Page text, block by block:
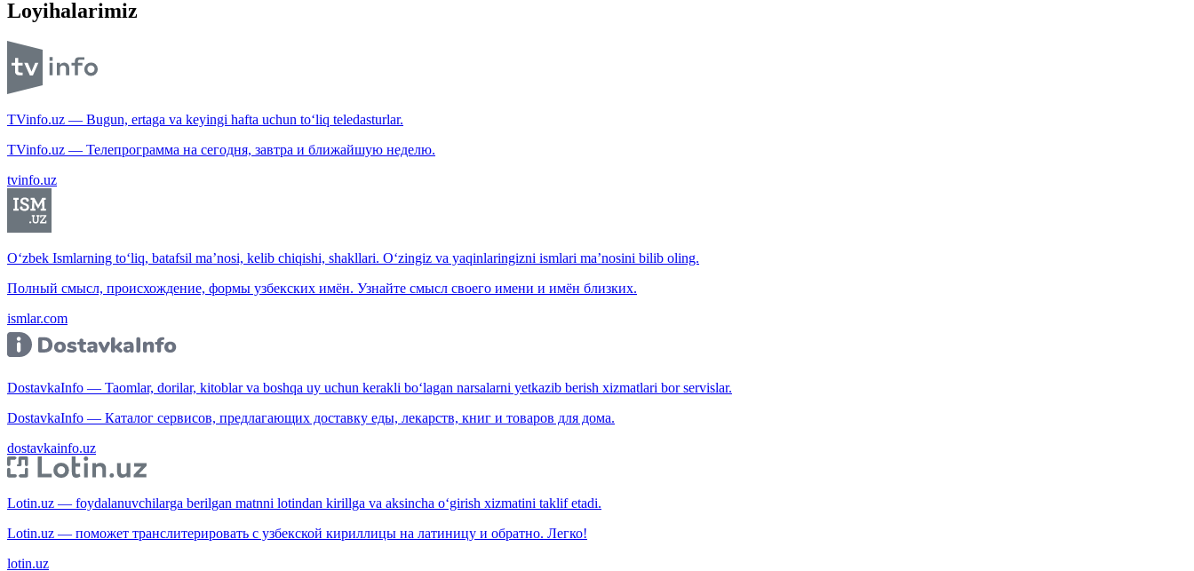
Loyihalarimiz
TVinfo.uz — Bugun, ertaga va keyingi hafta uchun to‘liq teledasturlar.
TVinfo.uz — Телепрограмма на сегодня, завтра и ближайшую неделю.
tvinfo.uz
O‘zbek Ismlarning to‘liq, batafsil ma’nosi, kelib chiqishi, shakllari. O‘zingiz va yaqinlaringizni ismlari ma’nosini bilib oling.
Полный смысл, происхождение, формы узбекских имён. Узнайте смысл своего имени и имён близких.
ismlar.com
DostavkaInfo — Taomlar, dorilar, kitoblar va boshqa uy uchun kerakli bo‘lagan narsalarni yetkazib berish xizmatlari bor servislar.
DostavkaInfo — Каталог сервисов, предлагающих доставку еды, лекарств, книг и товаров для дома.
dostavkainfo.uz
Lotin.uz — foydalanuvchilarga berilgan matnni lotindan kirillga va aksincha o‘girish xizmatini taklif etadi.
Lotin.uz — поможет транслитерировать с узбекской кириллицы на латиницу и обратно. Легко!
lotin.uz